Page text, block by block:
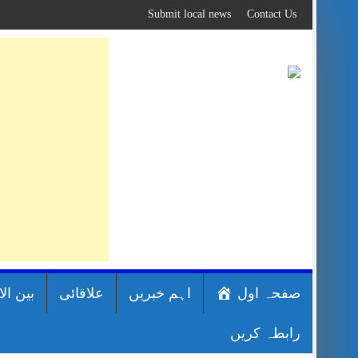
to
content
Contact Us
Submit local news
صفحہ اول اہم خبریں علاقائی بین
رابطہ کریں